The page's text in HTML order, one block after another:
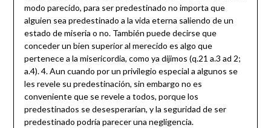
modo parecido, para ser predestinado no importa que
alguien sea predestinado a la vida eterna saliendo de un
estado de miseria o no. También puede decirse que
conceder un bien superior al merecido es algo que
pertenece a la misericordia, como ya dijimos (q.21 a.3 ad 2;
a.4). 4. Aun cuando por un privilegio especial a algunos se
les revele su predestinación, sin embargo no es
conveniente que se revele a todos, porque los
predestinados se desesperarían, y la seguridad de ser
predestinado podría parecer una negligencia.